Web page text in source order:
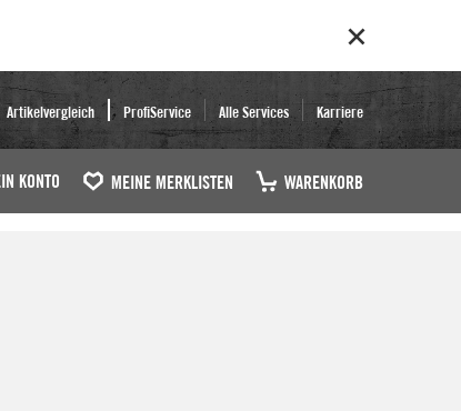
Artikelvergleich ProfiService Alle Services Karriere
KONTO MEINE MERKLISTEN WARENKORB